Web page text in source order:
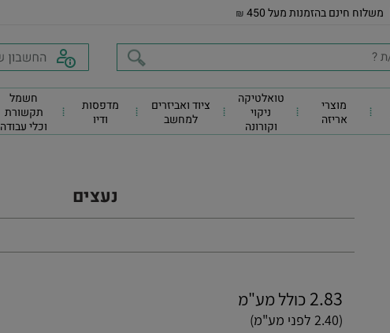
משלוח חינם בהזמנות מעל 450 ₪
מוצרי
אריזה
טואלטיקה
ניקוי
וקורונה
ציוד ואביזרים
למחשב
מדפסות
ודיו
חשמל
תקשורת
וכלי עבודה
נעצים
2.83 כולל מע"מ
(2.40 לפני מע"מ)